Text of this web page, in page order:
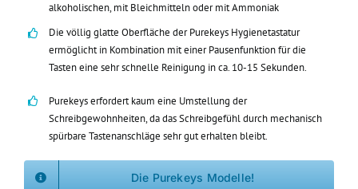
alkoholischen, mit Bleichmitteln oder mit Ammoniak
Die völlig glatte Oberfläche der Purekeys Hygienetastatur
ermöglicht in Kombination mit einer Pausenfunktion für die
Tasten eine sehr schnelle Reinigung in ca. 10-15 Sekunden.
Purekeys erfordert kaum eine Umstellung der
Schreibgewohnheiten, da das Schreibgefühl durch mechanisch
spürbare Tastenanschläge sehr gut erhalten bleibt.
Die Purekeys Modelle!